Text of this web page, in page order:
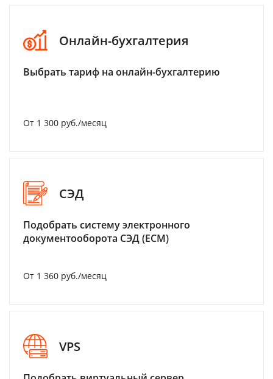
Онлайн-бухгалтерия
Выбрать тариф на онлайн-бухгалтерию
От 1 300 руб./месяц
СЭД
Подобрать систему электронного
документооборота СЭД (ECM)
От 1 360 руб./месяц
VPS